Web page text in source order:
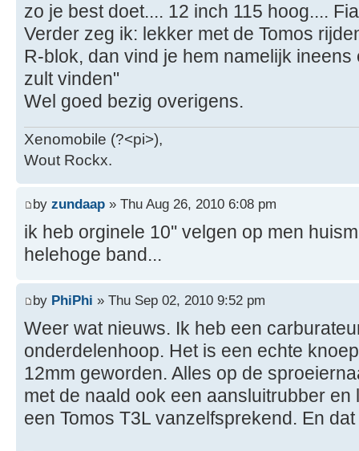
zo je best doet.... 12 inch 115 hoog....
Verder zeg ik: lekker met de Tomos
R-blok, dan vind je hem namelijk
zult vinden"
Wel goed bezig overigens.
Xenomobile (?<pi>),
Wout Rockx.
by zundaap » Thu Aug 26, 2010 6:08 pm
ik heb orginele 10'' velgen op men
helehoge band...
by PhiPhi » Thu Sep 02, 2010 9:52 pm
Weer wat nieuws. Ik heb een
onderdelenhoop. Het is een echte
12mm geworden. Alles op de
met de naald ook een aansluitrubber en
een Tomos T3L vanzelfsprekend. En